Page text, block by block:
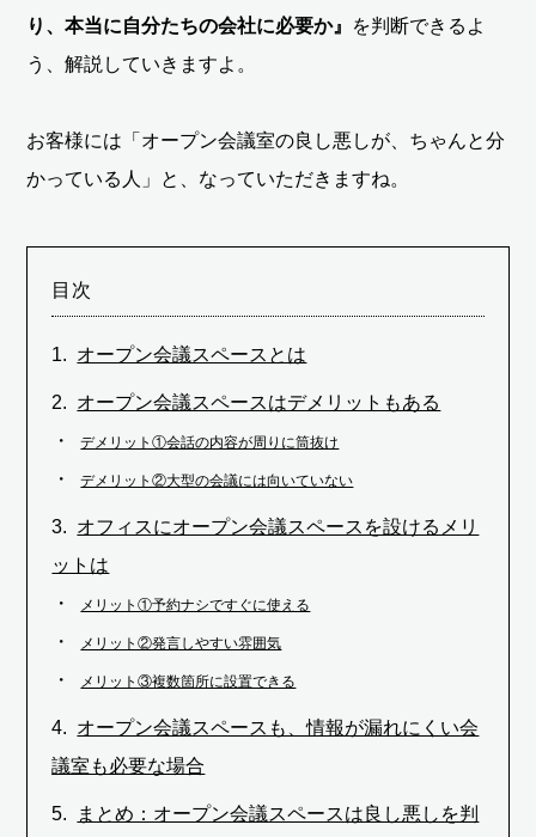
り、本当に自分たちの会社に必要か』 を判断できるよ
う、解説していきますよ。
お客様には「オープン会議室の良し悪しが、ちゃんと分
かっている人」と、なっていただきますね。
目次
オープン会議スペースとは
オープン会議スペースはデメリットもある
デメリット①会話の内容が周りに筒抜け
デメリット②大型の会議には向いていない
オフィスにオープン会議スペースを設けるメリ
ットは
メリット①予約ナシですぐに使える
メリット②発言しやすい雰囲気
メリット③複数箇所に設置できる
オープン会議スペースも、情報が漏れにくい会
議室も必要な場合
まとめ：オープン会議スペースは良し悪しを判